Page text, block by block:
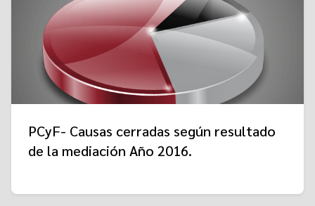
PCyF- Causas cerradas según resultado
de la mediación Año 2016.